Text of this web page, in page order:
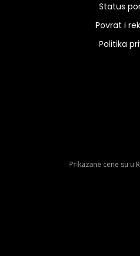
Status
Povrat i
Politika
Prikazane cene su